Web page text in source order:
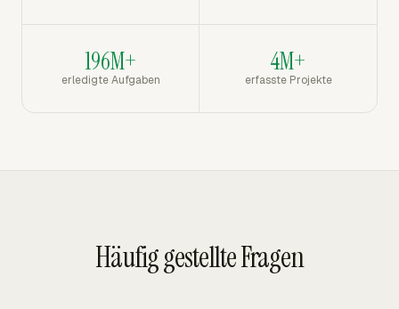
196M+
erledigte Aufgaben
4M+
erfasste Projekte
Häufig gestellte Fragen